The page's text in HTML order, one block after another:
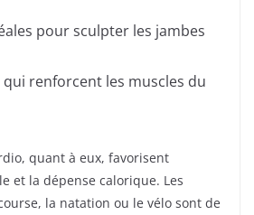
pour sculpter les jambes
qui renforcent les muscles du
quant à eux, favorisent
et la dépense calorique. Les
la natation ou le vélo sont de